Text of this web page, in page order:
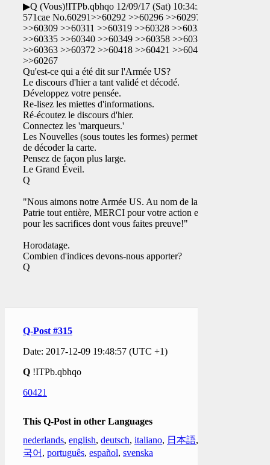
▶Q (Vous)!ITPb.qbhqo 12/09/17 (Sat) 10:34:24
571cae No.60291>>60292 >>60296 >>60297
>>60309 >>60311 >>60319 >>60328 >>60331
>>60335 >>60340 >>60349 >>60358 >>60359
>>60363 >>60372 >>60418 >>60421 >>60428
>>60267
Qu'est-ce qui a été dit sur l'Armée US?
Le discours d'hier a tant validé et décodé.
Développez votre pensée.
Re-lisez les miettes d'informations.
Ré-écoutez le discours d'hier.
Connectez les 'marqueurs.'
Les Nouvelles (sous toutes les formes) permettent
de décoder la carte.
Pensez de façon plus large.
Le Grand Éveil.
Q
"Nous aimons notre Armée US. Au nom de la
Patrie tout entière, MERCI pour votre action et
pour les sacrifices dont vous faites preuve!"
Horodatage.
Combien d'indices devons-nous apporter?
Q
Q-Post #315
Date: 2017-12-09 19:48:57 (UTC +1)
Q !ITPb.qbhqo
60421
This Q-Post in other Languages
nederlands, english, deutsch, italiano, 日本語,
국어 , português, español, svenska